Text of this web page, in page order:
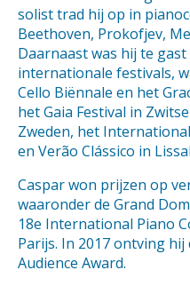
solist trad hij op in
Beethoven, Prokofjev,
Daarnaast was hij te
internationale festivals,
Cello Biënnale en het
het Gaia Festival in
Zweden, het
en Verão Clássico in
Caspar won prijzen op
waaronder de Grand
18e International Piano
Parijs. In 2017 ontving
Audience Award.